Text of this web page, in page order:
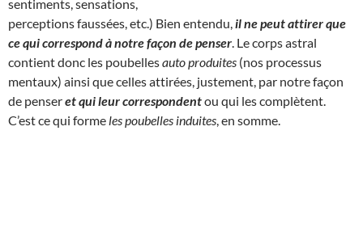
sentiments, sensations,
perceptions faussées, etc.) Bien entendu, il ne peut attirer que
ce qui correspond à notre façon de penser . Le corps astral
contient donc les poubellesauto produites (nos processus
mentaux) ainsi que celles attirées, justement, par notre façon
de penseret quileur correspondentou qui les complètent.
C’est ce qui forme les poubelles induites , en somme.